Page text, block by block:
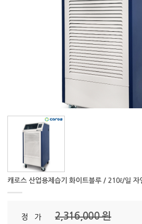
캐로스 산업용제습기 화이트블루 / 210ℓ/일 자
정 가 2,316,000 원